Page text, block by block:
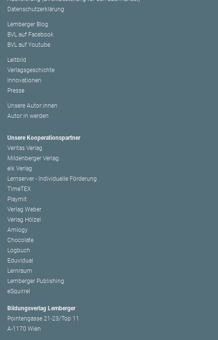
Datenschutzerklärung
Lemberger Blog
BVL auf Facebook
BVL auf Youtube
Leitbild
Verlagsgeschichte
Innovationen
Presse
Unsere Autor:innen
Autor:in werden
Unsere Kooperationspartner
Veritas Verlag
Mildenberger Verlag
elk Verlag
Lernserver - Individuelle Förderung
TimeTEX
Playmit
Verlag Weber
Verlag Hölzel
Amlogy
Chocolate
Logbuch
Eduvidual
Lernraum
Lemberger Publishing
eSquirrel
Bildungsverlag Lemberger
Pointengasse 21-23/Top 11
A-1170 Wien